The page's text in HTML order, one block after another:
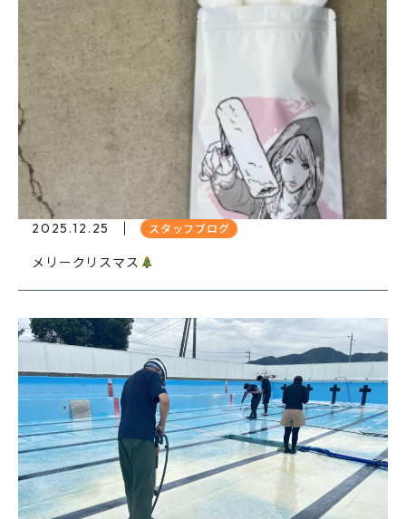
2025.12.25 スタッフブログ
メリークリスマス